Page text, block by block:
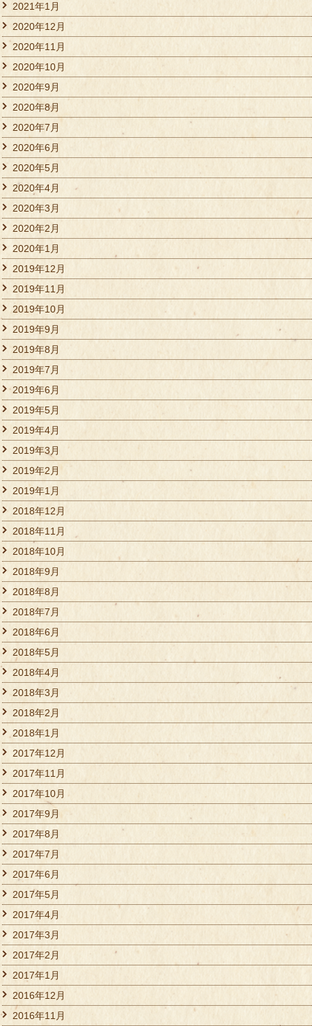
2021年1月
2020年12月
2020年11月
2020年10月
2020年9月
2020年8月
2020年7月
2020年6月
2020年5月
2020年4月
2020年3月
2020年2月
2020年1月
2019年12月
2019年11月
2019年10月
2019年9月
2019年8月
2019年7月
2019年6月
2019年5月
2019年4月
2019年3月
2019年2月
2019年1月
2018年12月
2018年11月
2018年10月
2018年9月
2018年8月
2018年7月
2018年6月
2018年5月
2018年4月
2018年3月
2018年2月
2018年1月
2017年12月
2017年11月
2017年10月
2017年9月
2017年8月
2017年7月
2017年6月
2017年5月
2017年4月
2017年3月
2017年2月
2017年1月
2016年12月
2016年11月